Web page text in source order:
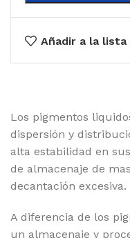
Añadir a la lista
Los pigmentos
dispersión y
alta estabilidad en
de almacenaje de
decantación excesiva.
A diferencia de los
un almacenaje y